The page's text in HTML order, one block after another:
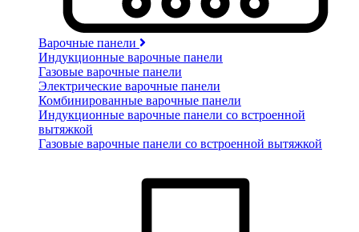
Варочные панели
Индукционные варочные панели
Газовые варочные панели
Электрические варочные панели
Комбинированные варочные панели
Индукционные варочные панели со встроенной
вытяжкой
Газовые варочные панели со встроенной вытяжкой